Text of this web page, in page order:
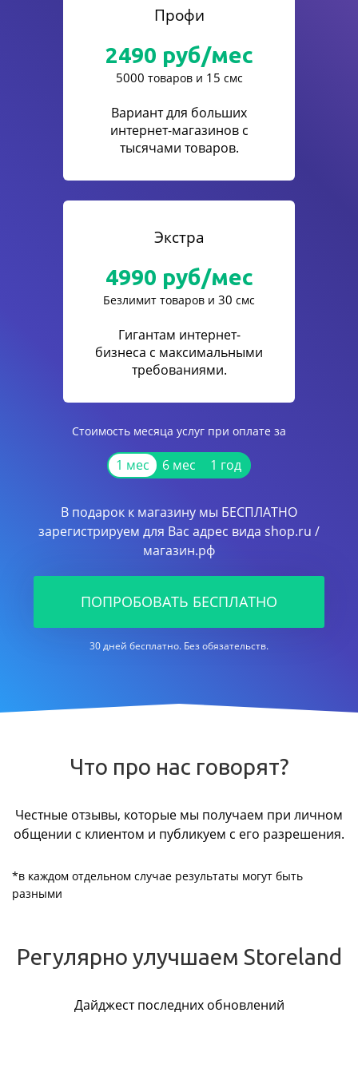
Профи
2490 руб/мес
5000 товаров и 15 смс
Вариант для больших
интернет-магазинов с
тысячами товаров.
Экстра
4990 руб/мес
Безлимит товаров и 30 смс
Гигантам интернет-
бизнеса с максимальными
требованиями.
Стоимость месяца услуг при оплате за
1 мес 6 мес 1 год
В подарок к магазину мы БЕСПЛАТНО
зарегистрируем для Вас адрес вида shop.ru /
магазин.рф
ПОПРОБОВАТЬ БЕСПЛАТНО
30 дней бесплатно. Без обязательств.
Что про нас говорят?
Честные отзывы, которые мы получаем при личном
общении с клиентом и публикуем с его разрешения.
*в каждом отдельном случае результаты могут быть
разными
Регулярно улучшаем Storeland
Дайджест последних обновлений